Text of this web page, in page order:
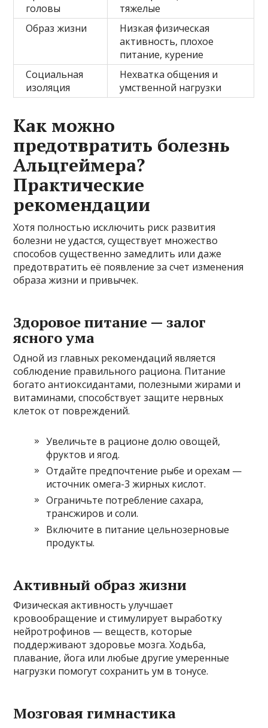
головы
тяжелые
Образ жизни
Низкая физическая
активность, плохое
питание, курение
Социальная
изоляция
Нехватка общения и
умственной нагрузки
Как можно
предотвратить болезнь
Альцгеймера?
Практические
рекомендации
Хотя полностью исключить риск развития
болезни не удастся, существует множество
способов существенно замедлить или даже
предотвратить её появление за счет изменения
образа жизни и привычек.
Здоровое питание — залог
ясного ума
Одной из главных рекомендаций является
соблюдение правильного рациона. Питание
богато антиоксидантами, полезными жирами и
витаминами, способствует защите нервных
клеток от повреждений.
Увеличьте в рационе долю овощей,
фруктов и ягод.
Отдайте предпочтение рыбе и орехам —
источник омега-3 жирных кислот.
Ограничьте потребление сахара,
трансжиров и соли.
Включите в питание цельнозерновые
продукты.
Активный образ жизни
Физическая активность улучшает
кровообращение и стимулирует выработку
нейротрофинов — веществ, которые
поддерживают здоровье мозга. Ходьба,
плавание, йога или любые другие умеренные
нагрузки помогут сохранить ум в тонусе.
Мозговая гимнастика